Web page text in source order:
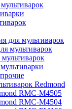
для мультиварок
мультиварок
Redmond
RMC-M4505
RMC-M4504